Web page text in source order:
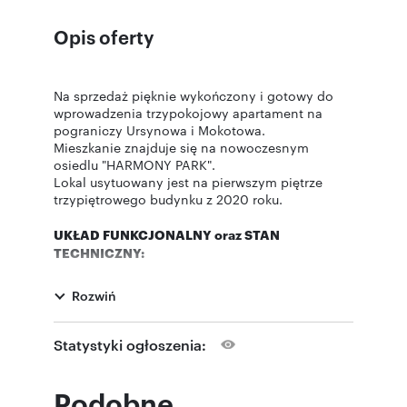
Opis oferty
Na sprzedaż pięknie wykończony i gotowy do
wprowadzenia trzypokojowy apartament na
pograniczy Ursynowa i Mokotowa.
Mieszkanie znajduje się na nowoczesnym
osiedlu "HARMONY PARK".
Lokal usytuowany jest na pierwszym piętrze
trzypiętrowego budynku z 2020 roku.
UKŁAD FUNKCJONALNY oraz STAN
TECHNICZNY:
znaczących nakładów finansowych. Jedynie do
niewielkiego opcjonalnego odświeżenia.
Zaprojektowane przez architekta wnętrz.
Klimatycznie i przepięknie wykończony w
biel, naturalne odcienie drewna, przełamane
Rozwiń
Statystyki ogłoszenia: